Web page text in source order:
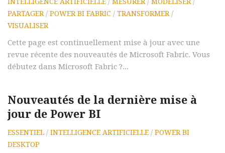
PARTAGER / POWER BI FABRIC / TRANSFORMER /
VISUALISER
Cette page est continuellement mise à jour avec une
revue récente des nouveautés de Microsoft Fabric. Vous
débutez dans Microsoft Fabric ?...
Nouveautés de la dernière mise à
jour de Power BI
ESSENTIEL / INTELLIGENCE ARTIFICIELLE / POWER BI
DESKTOP